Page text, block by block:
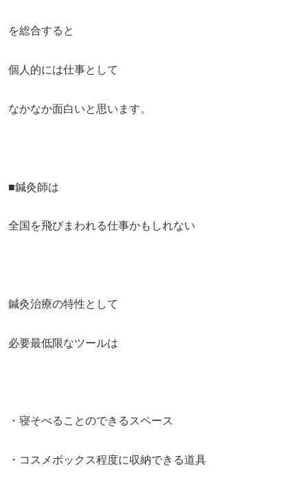
を総合すると
個人的には仕事として
なかなか面白いと思います。
■鍼灸師は
全国を飛びまわれる仕事かもしれない
鍼灸治療の特性として
必要最低限なツールは
・寝そべることのできるスペース
・コスメボックス程度に収納できる道具